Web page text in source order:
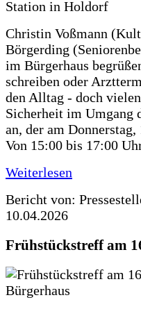
Christin Voßmann
Börgerding
im Bürgerhaus
schreiben oder
den Alltag - doch
Sicherheit im Umgang
an, der am
Von 15:00 bis 17:00
Weiterlesen
Bericht von:
10.04.2026
Frühstückstreff am